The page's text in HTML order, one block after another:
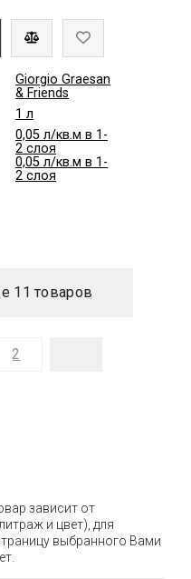
Giorgio Graesan
& Friends
1 л
0,05 л/кв.м в 1-
2 слоя
0,05 л/кв.м в 1-
2 слоя
11 товаров
2
зависит от
и цвет), для
выбранного Вами